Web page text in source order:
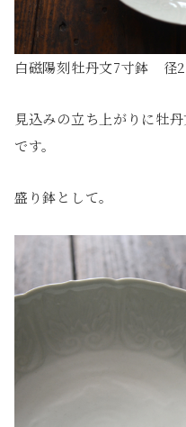
白磁陽刻牡丹文7寸鉢
見込みの立ち上がりに牡
です。
盛り鉢として。